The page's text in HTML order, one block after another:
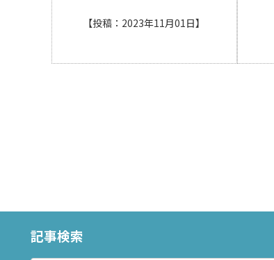
【投稿：2023年11月01日】
記事検索